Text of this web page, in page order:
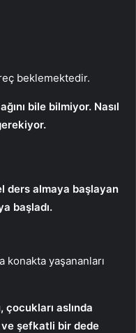
beklemektedir.
bile bilmiyor. Nasıl
ders almaya başlayan
başladı.
konakta yaşananları
aslında
ve şefkatli bir dede